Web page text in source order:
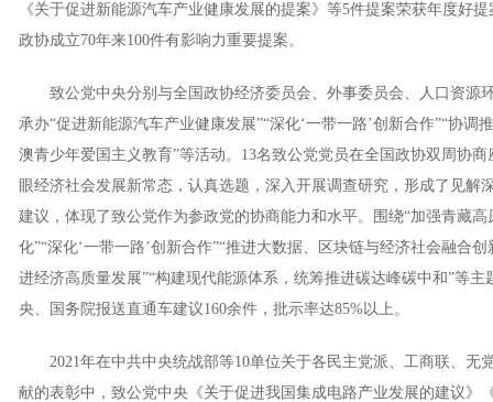
《关于促进新能源汽车产业健康发展的提案》等5件提案荣获年度好
政协成立70年来100件有影响力重要提案。
致公党中央分别与全国政协经济委员会、外事委员会、人口资源
承办“促进新能源汽车产业健康发展”“深化‘一带一路’创新合作”“协调
澳青少年爱国主义教育”等活动。13名致公党党员在全国政协双周协
眼经济社会发展新常态，认真选题，深入开展调查研究，形成了见解
建议，体现了致公党作为参政党的协商能力和水平。围绕“加强青藏
化”“深化‘一带一路’创新合作”“推进大数据、区块链与经济社会融合
进经济高质量发展”“构建现代能源体系，统筹推进碳达峰碳中和”等主
央、国务院报送直通车建议160余件，批示率达85%以上。
2021年在中共中央统战部等10单位关于各民主党派、工商联、无
献的表彰中，致公党中央《关于促进我国集成电路产业发展的建议》